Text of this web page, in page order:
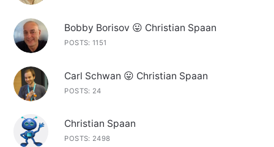
Bobby Borisov 😛 Christian Spaan
POSTS: 1151
Carl Schwan 😛 Christian Spaan
POSTS: 24
Christian Spaan
POSTS: 2498